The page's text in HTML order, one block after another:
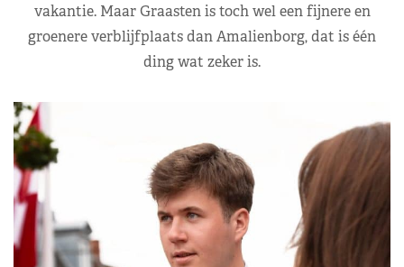
vakantie. Maar Graasten is toch wel een fijnere en
groenere verblijfplaats dan Amalienborg, dat is één
ding wat zeker is.